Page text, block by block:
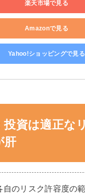
楽天市場で見る
Amazonで見る
Yahoo!ショッピングで見る
投資は適正な
肝
自のリスク許容度の